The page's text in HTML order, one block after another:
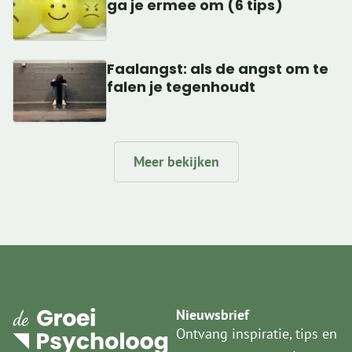
ga je ermee om (6 tips)
Faalangst: als de angst om te
falen je tegenhoudt
Meer bekijken
Nieuwsbrief
Ontvang inspiratie, tips en